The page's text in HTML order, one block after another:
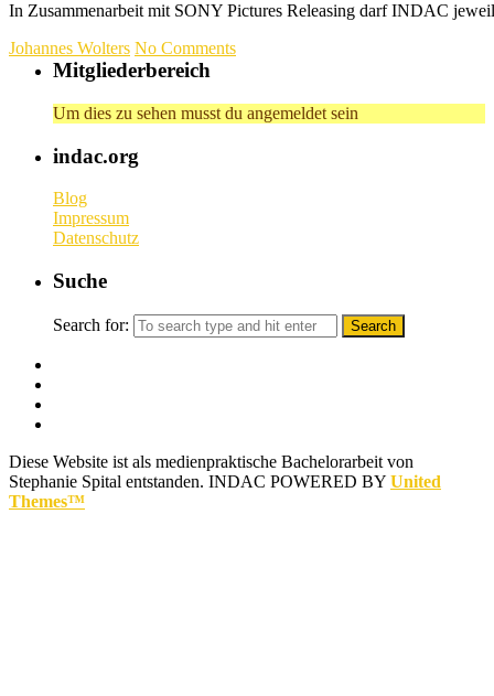
In Zusammenarbeit mit SONY Pictures Releasing darf INDAC
Johannes Wolters No Comments
Mitgliederbereich
Um dies zu sehen musst du angemeldet sein
indac.org
Blog
Impressum
Datenschutz
Suche
Search for:
Diese Website ist als medienpraktische Bachelorarbeit von
Stephanie Spital entstanden. INDAC POWERED BY United
Themes™